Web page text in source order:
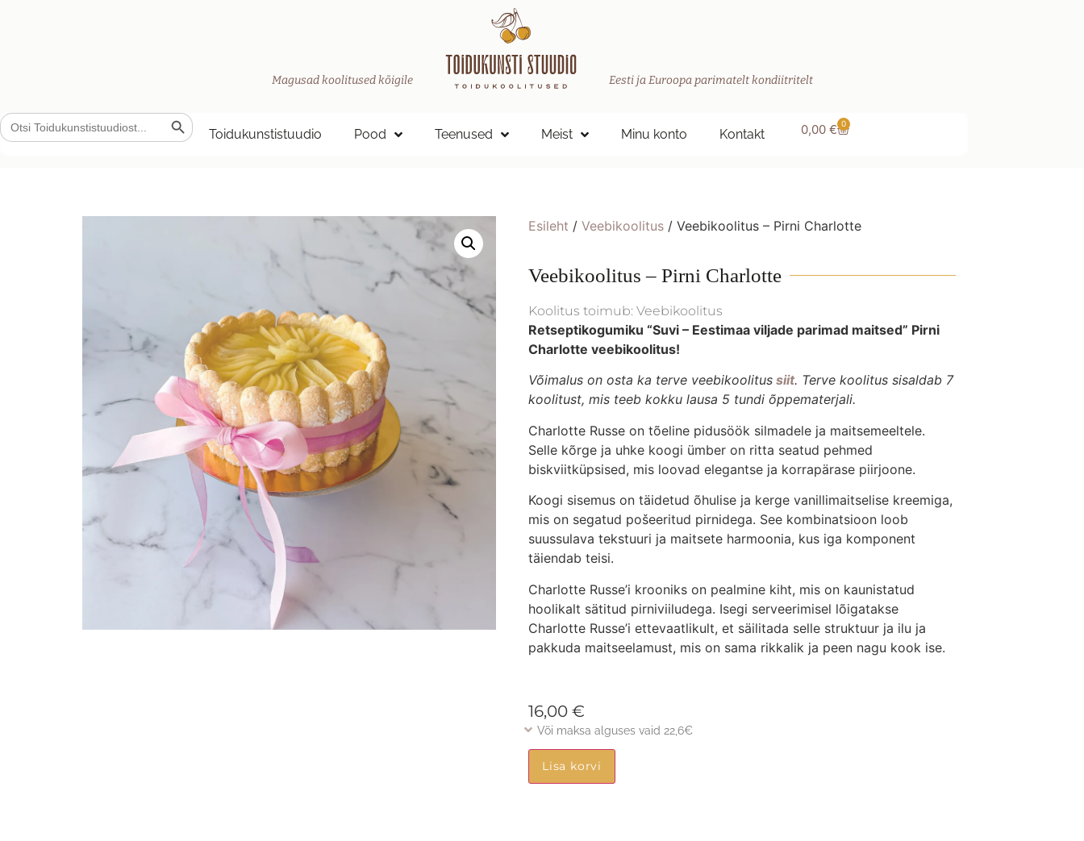
Magusad koolitused kõigile Eesti ja Euroopa parimatelt kondiitritelt
Search
for:
Search Button
Toidukunstistuudio Pood Teenused Meist Minu konto Kontakt 0,00 € 0
Esileht / Veebikoolitus / Veebikoolitus – Pirni Charlotte
Veebikoolitus – Pirni Charlotte
Koolitus toimub: Veebikoolitus
Retseptikogumiku “Suvi – Eestimaa viljade parimad maitsed” Pirni
Charlotte veebikoolitus!
Võimalus on osta ka terve veebikoolitus siit. Terve koolitus sisaldab 7
koolitust, mis teeb kokku lausa 5 tundi õppematerjali.
Charlotte Russe on tõeline pidusöök silmadele ja maitsemeeltele.
Selle kõrge ja uhke koogi ümber on ritta seatud pehmed
biskviitküpsised, mis loovad elegantse ja korrapärase piirjoone.
Koogi sisemus on täidetud õhulise ja kerge vanillimaitselise kreemiga,
mis on segatud pošeeritud pirnidega. See kombinatsioon loob
suussulava tekstuuri ja maitsete harmoonia, kus iga komponent
täiendab teisi.
Charlotte Russe’i krooniks on pealmine kiht, mis on kaunistatud
hoolikalt sätitud pirniviiludega. Isegi serveerimisel lõigatakse
Charlotte Russe’i ettevaatlikult, et säilitada selle struktuur ja ilu ja
pakkuda maitseelamust, mis on sama rikkalik ja peen nagu kook ise.
16,00 €
Või maksa alguses vaid 22,6€
Lisa korvi